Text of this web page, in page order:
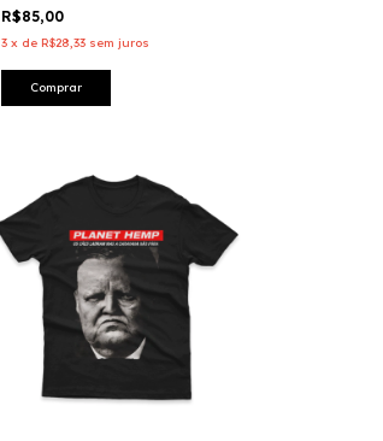
R$85,00
3 x de R$28,33 sem juros
Comprar